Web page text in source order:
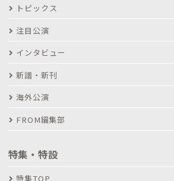
トピックス
注目公演
インタビュー
新譜・新刊
海外公演
FROM編集部
特集・特設
特集TOP